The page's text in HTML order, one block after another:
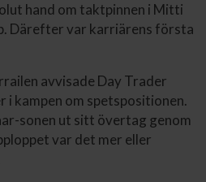
hand om taktpinnen i Mitti
Därefter var karriärens första
avvisade Day Trader
kampen om spetspositionen.
sonen ut sitt övertag genom
var det mer eller